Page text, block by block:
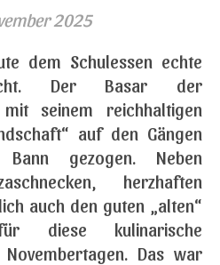
2025
Der Basar der
seinem reichhaltigen
auf den Gängen
gezogen. Neben
herzhaften
auch den guten „alten“
diese kulinarische
Das war